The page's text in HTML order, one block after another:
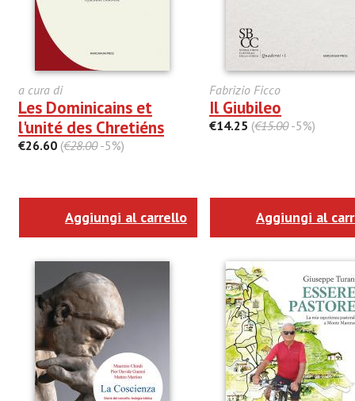
a cura di
Les Dominicains et
l'unité des Chretiéns
€26.60 (€28.00-5%)
Aggiungi al carrello
Fabrizio Ficco
Il Giubileo
€14.25 (€15.00-5%)
Aggiungi al